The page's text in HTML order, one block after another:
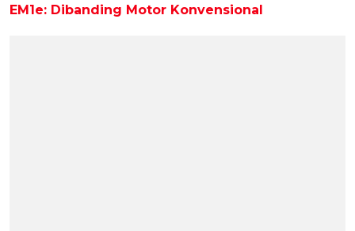
EM1e: Dibanding Motor Konvensional